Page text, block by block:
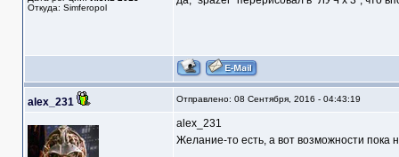
Откуда: Simferopol
alex_231 Отправлено: 08 Сентября, 2016 - 04:43:19
alex_231
Желание-то есть, а вот возможности пока